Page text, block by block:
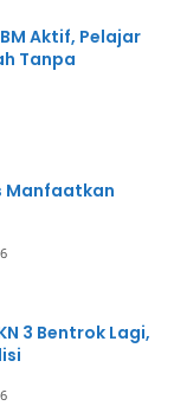
Aktif, Pelajar
Tanpa
Manfaatkan
3 Bentrok Lagi,